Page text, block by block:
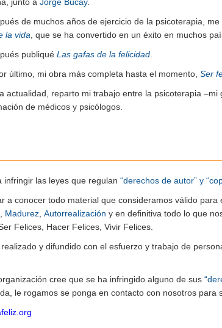
de muchos años de ejercicio de la psicoterapia,
la vida , que se ha convertido en un éxito en muchos
publiqué Las gafas de la felicidad
último, mi obra más completa hasta el momento, Ser
actualidad, reparto mi trabajo entre la psicoterapia –mi
de médicos y psicólogos.
infringir las leyes que regulan “derechos de autor” y
a conocer todo material que consideramos válido para
Madurez Autorrealización y en definitiva todo lo que
Felices, Hacer Felices, Vivir Felices.
y difundido con el esfuerzo y trabajo de
cree que se ha infringido alguno de sus
le rogamos se ponga en contacto con nosotros para